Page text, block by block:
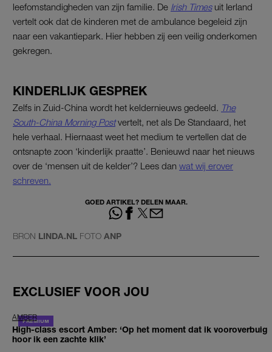
leefomstandigheden van zijn familie. De Irish Times uit Ierland
vertelt ook dat de kinderen met de ambulance begeleid zijn
naar een vakantiepark. Hier hebben zij een veilig onderkomen
gekregen.
KINDERLIJK GESPREK
Zelfs in Zuid-China wordt het keldernieuws gedeeld.
The
South-China Morning Postvertelt, net als De Standaard, het
hele verhaal. Hiernaast weet het medium te vertellen dat de
ontsnapte zoon ‘kinderlijk praatte’. Benieuwd naar het nieuws
over de ‘mensen uit de kelder’? Lees dan wat wij erover
schreven.
GOED ARTIKEL? DELEN MAAR.
BRON LINDA.NL FOTO ANP
EXCLUSIEF VOOR JOU
AMBER
High-class escort Amber: ‘Op het moment dat ik vooroverbuig
hoor ik een zachte klik’